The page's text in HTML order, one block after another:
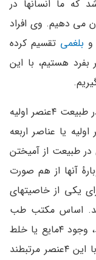
که ما انسانها در
می دهیم. وی افراد
بلغمیتقسیم کرده
هستیم، با این
فیلسوفان یونان باستان عقیده داشتند که در طبیعت ۴عنصر اولیه
یا عناصر اربعه
طبیعت از آمیختن
آنها از هم صورت
یکی از خاصیتهای
اساس مکتب طب
اخلاطی که پایه گذار آن را بقراط می دانند، وجود ۴مایع یا خلط
اصلی در بدن انسان و حیوانات است که با این ۴عنصر مرتبطند